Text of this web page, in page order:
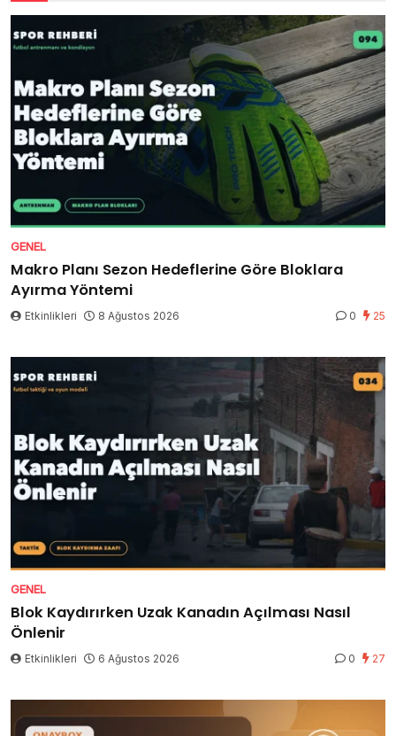
GENEL
Makro Planı Sezon Hedeflerine Göre Bloklara
Ayırma Yöntemi
Etkinlikleri 8 Ağustos 2026 0 25
GENEL
Blok Kaydırırken Uzak Kanadın Açılması Nasıl
Önlenir
Etkinlikleri 6 Ağustos 2026 0 27